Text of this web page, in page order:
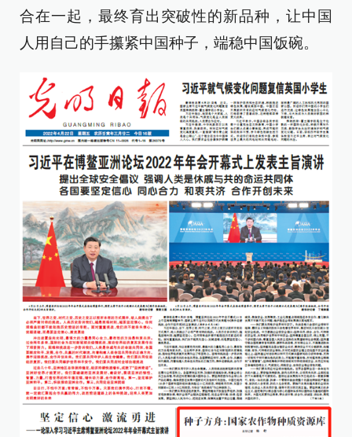
合在一起，最终育出突破性的新品种，让中国
人用自己的手攥紧中国种子，端稳中国饭碗。